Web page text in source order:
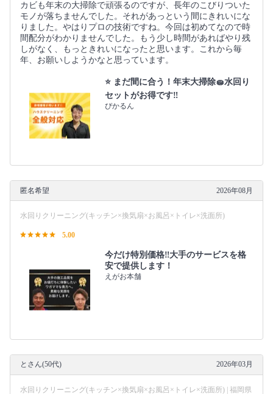
カビも年末の大掃除で頑張るのですが、長年のこびりついた
モノが落ちませんでした。それがあっという間にきれいにな
りました。やはりプロの技術ですね。今回は初めてなので時
間配分がわかりませんでした。もう少し時間があればやり残
しがなく、もっときれいになったと思います。これから毎
年、お願いしようかなと思っています。
⭐️ まだ間に合う！年末大掃除🧽水回り
セットがお得です‼️
ぴかるん
匿名希望 2026年08月
水回りクリーニング(キッチン×換気扇×お風呂×トイレ×洗面所)
5.00
今だけ特別価格‼️大手のサービスを格
安で提供します！
えがお本舗
とさん(50代) 2026年03月
水回りクリーニング(キッチン×換気扇×お風呂×トイレ×洗面所) | 福岡県